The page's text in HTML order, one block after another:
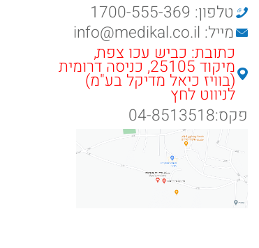
טלפון: 1700-555-369
מייל: info@medikal.co.il
כתובת: כביש עכו צפת,
מיקוד 25105, כניסה דרומית
(בוויז כיאל מדיקל בע"מ)
לניווט לחץ
פקס:04-8513518